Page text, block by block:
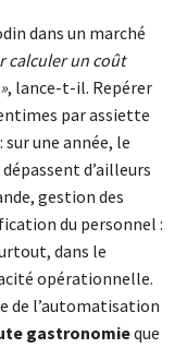
dans un marché
calculer un coût
, lance-t-il. Repérer
par assiette
une année, le
d’ailleurs
gestion des
du personnel :
dans le
opérationnelle.
de l’automatisation
gastronomieque